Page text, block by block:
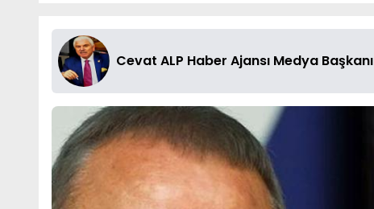
Cevat ALP Haber Ajansı Medya Başkanı